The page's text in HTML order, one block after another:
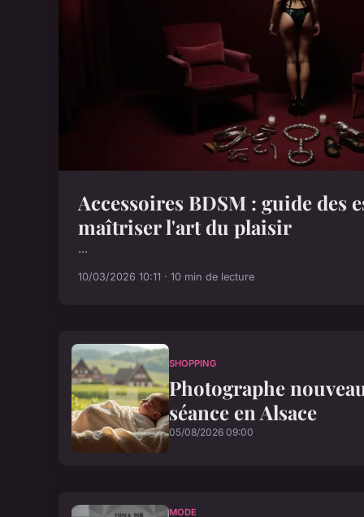
Accessoires BDSM : guide des
maîtriser l'art du plaisir
...
10/03/2026 10:11 · 10 min de lecture
SHOPPING
Photographe
séance en Alsace
05/08/2026 09:00
MODE